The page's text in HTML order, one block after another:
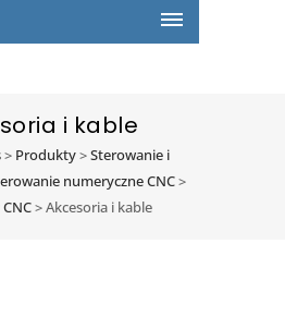
i kable
> Produkty>Sterowanie i
numeryczne CNC>
>Akcesoria i kable